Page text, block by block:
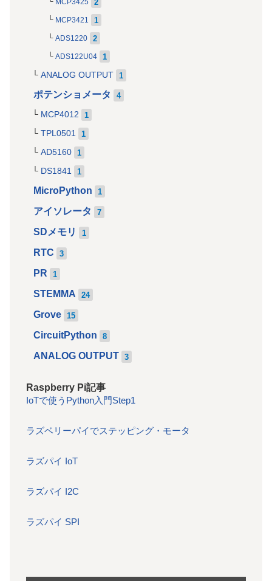
MCP3425
MCP3421 1
ADS1220 2
ADS122U04 1
ANALOG OUTPUT 1
ポテンショメータ 4
MCP4012 1
TPL0501 1
AD5160 1
DS1841 1
MicroPython 1
アイソレータ 7
SDメモリ 1
RTC 3
PR 1
STEMMA 24
Grove 15
CircuitPython 8
ANALOG OUTPUT 3
Raspberry Pi記事
IoTで使うPython入門Step1
ラズベリーパイでステッピング・モータ
ラズパイ IoT
ラズパイ I2C
ラズパイ SPI